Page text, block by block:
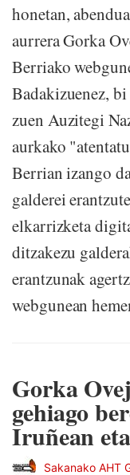
honetan,
aurrera Gorka
Berriako
Badakizuenez,
zuen Auzitegi
aurkako
Berrian izango
galderei
elkarrizketa
ditzakezu
erantzunak
webgunean
Gorka
gehiago
Iruñean
Sakanako AHT